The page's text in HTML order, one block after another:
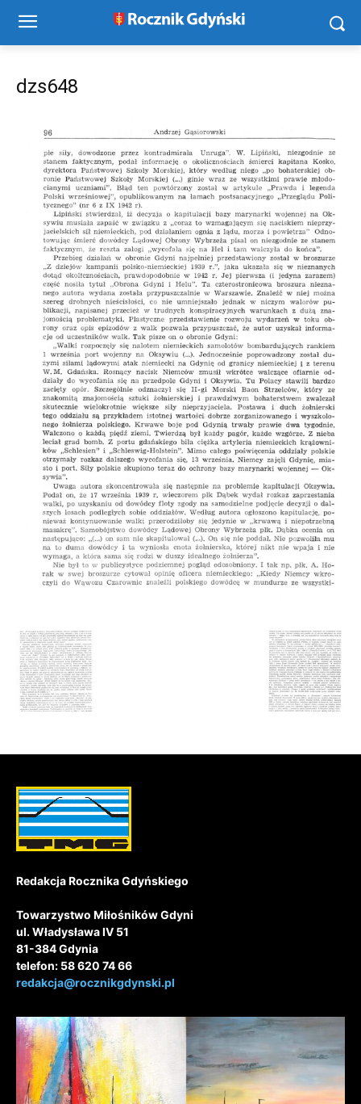
dzs648
Redakcja Rocznika Gdyńskiego
Towarzystwo Miłośników Gdyni
ul. Władysława IV 51
81-384 Gdynia
telefon: 58 620 74 66
redakcja@rocznikgdynski.pl